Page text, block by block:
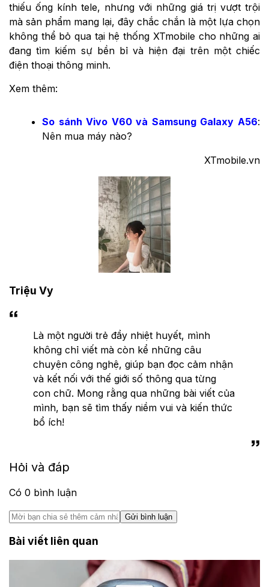
thiếu ống kính tele, nhưng với những giá trị vượt trội
mà sản phẩm mang lại, đây chắc chắn là một lựa chọn
không thể bỏ qua tại hệ thống XTmobile cho những ai
đang tìm kiếm sự bền bỉ và hiện đại trên một chiếc
điện thoại thông minh.
Xem thêm:
So sánh Vivo V60 và Samsung Galaxy A56:
Nên mua máy nào?
XTmobile.vn
Triệu Vy
Là một người trẻ đầy nhiệt huyết, mình
không chỉ viết mà còn kể những câu
chuyện công nghệ, giúp bạn đọc cảm nhận
và kết nối với thế giới số thông qua từng
con chữ. Mong rằng qua những bài viết của
mình, bạn sẽ tìm thấy niềm vui và kiến thức
bổ ích!
Hỏi và đáp
Có 0 bình luận
Gửi bình luận
Bài viết liên quan